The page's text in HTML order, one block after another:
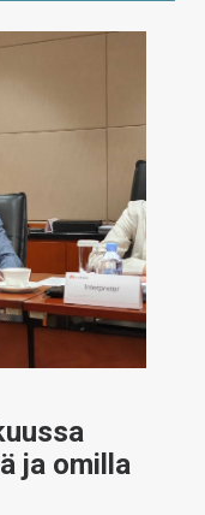
ja omilla